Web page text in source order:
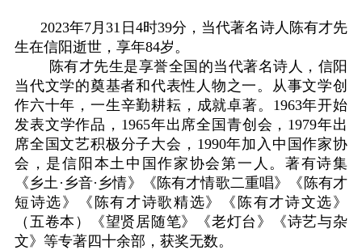
2023年7月31日4时39分，当代著名诗人陈有才先
生在信阳逝世，享年84岁。
陈有才先生是享誉全国的当代著名诗人，信阳
当代文学的奠基者和代表性人物之一。从事文学创
作六十年，一生辛勤耕耘，成就卓著。1963年开始
发表文学作品，1965年出席全国青创会，1979年出
席全国文艺积极分子大会，1990年加入中国作家协
会，是信阳本土中国作家协会第一人。著有诗集
《乡土·乡音·乡情》《陈有才情歌二重唱》《陈有才
短诗选》《陈有才诗歌精选》《陈有才诗文选》
（五卷本）《望贤居随笔》《老灯台》《诗艺与杂
文》等专著四十余部，获奖无数。